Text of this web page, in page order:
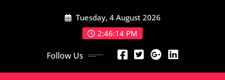
Tuesday, 4 August 2026
2:46:14 PM
Follow Us